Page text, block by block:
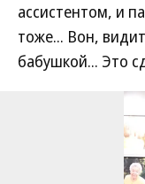
ассистентом, и
тоже... Вон,
бабушкой... Это